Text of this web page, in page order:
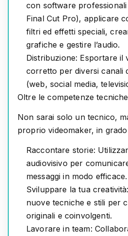
con software
Final Cut Pro), applicare
filtri ed effetti speciali,
grafiche e gestire l’audio.
Distribuzione: Esportare il
corretto per diversi canali
(web, social media,
Oltre le competenze
Non sarai solo un tecnico,
propriovideomaker, in grado
Raccontare storie:
audiovisivo per
messaggi in modo efficace.
Sviluppare la tua creatività:
nuove tecniche e stili per
originali e coinvolgenti.
Lavorare in team: